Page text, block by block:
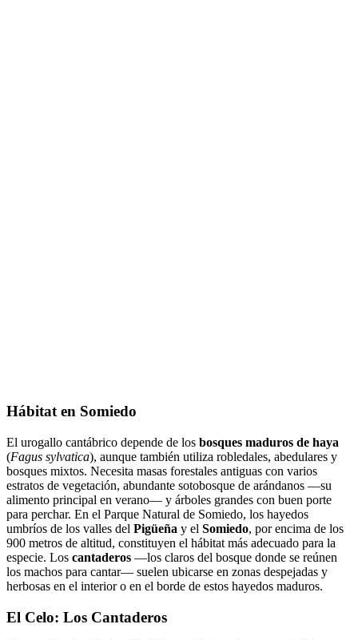
Hábitat en Somiedo
El urogallo cantábrico depende de los bosques maduros de haya
(Fagus sylvatica), aunque también utiliza robledales, abedulares y
bosques mixtos. Necesita masas forestales antiguas con varios
estratos de vegetación, abundante sotobosque de arándanos —su
alimento principal en verano— y árboles grandes con buen porte
para perchar. En el Parque Natural de Somiedo, los hayedos
umbríos de los valles del Pigüeña y el Somiedo, por encima de los
900 metros de altitud, constituyen el hábitat más adecuado para la
especie. Los cantaderos —los claros del bosque donde se reúnen
los machos para cantar— suelen ubicarse en zonas despejadas y
herbosas en el interior o en el borde de estos hayedos maduros.
El Celo: Los Cantaderos